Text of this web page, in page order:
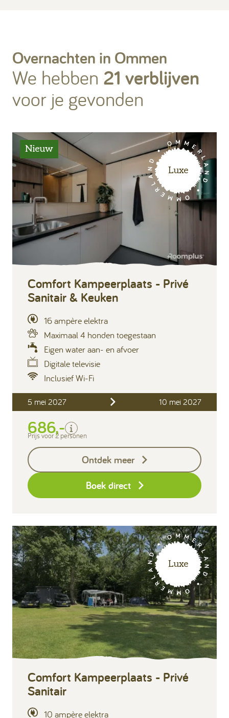
Huren
Gastinformatie
Contact
Werken bij
Mijn Ommerland
Overnachten in Ommen
We hebben 21 verblijven
voor je gevonden
Luxe
Nieuw
Comfort Kampeerplaats - Privé
Sanitair & Keuken
16 ampère elektra
Maximaal 4 honden toegestaan
Eigen water aan- en afvoer
Digitale televisie
Inclusief Wi-Fi
5 mei 2027 10 mei 2027
686,-
Privé sanitair
Exclusief
Borg I-con € 25,-
Prijs voor 2 personen
Ontdek meer
Boek direct
Luxe
Comfort Kampeerplaats - Privé
Sanitair
10 ampère elektra